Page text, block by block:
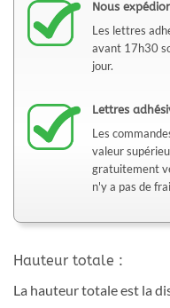
Nous
Les lettres
avant 17h30
jour.
Lettres
Les
valeur
gratuitement
n'y a pas de
Hauteur totale :
La hauteur totale est la